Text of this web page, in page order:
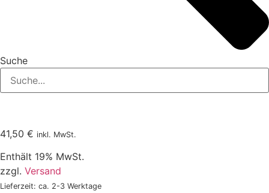
Suche
41,50 € inkl. MwSt.
Enthält 19% MwSt.
zzgl. Versand
Lieferzeit: ca. 2-3 Werktage